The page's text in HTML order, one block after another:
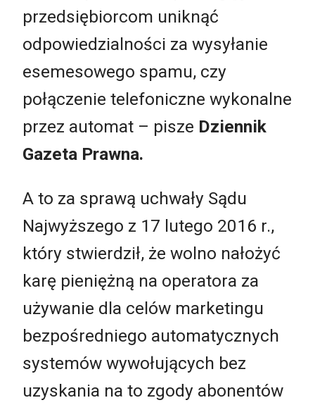
przedsiębiorcom uniknąć
odpowiedzialności za wysyłanie
esemesowego spamu, czy
połączenie telefoniczne wykonalne
przez automat – pisze Dziennik
Gazeta Prawna.
A to za sprawą uchwały Sądu
Najwyższego z 17 lutego 2016 r.,
który stwierdził, że wolno nałożyć
karę pieniężną na operatora za
używanie dla celów marketingu
bezpośredniego automatycznych
systemów wywołujących bez
uzyskania na to zgody abonentów